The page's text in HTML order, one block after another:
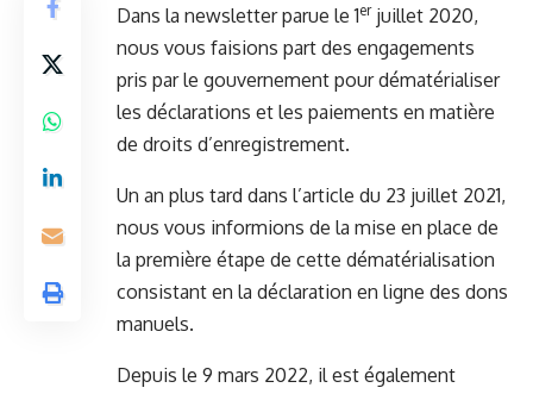
Dans la newsletter parue le1erjuillet 2020,
nous vous faisions part des engagements
pris par le gouvernement pour dématérialiser
les déclarations et les paiements en matière
de droits d’enregistrement.
Un an plus tard dans l’article du 23 juillet 2021,
nous vous informions de la mise en place de
la première étape de cette dématérialisation
consistant en la déclaration en ligne des dons
manuels.
Depuis le 9 mars 2022, il est également